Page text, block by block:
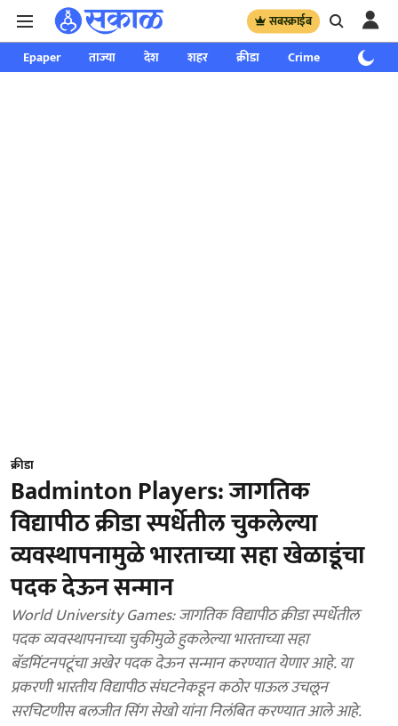
सबस्क्राईब
Epaper ताज्या देश शहर क्रीडा Crime साप्ताहिक
क्रीडा
Badminton Players: जागतिक
विद्यापीठ क्रीडा स्पर्धेतील चुकलेल्या
व्यवस्थापनामुळे भारताच्या सहा खेळाडूंचा
पदक देऊन सन्मान
World University Games: जागतिक विद्यापीठ क्रीडा स्पर्धेतील
पदक व्यवस्थापनाच्या चुकीमुळे हुकलेल्या भारताच्या सहा
बॅडमिंटनपटूंचा अखेर पदक देऊन सन्मान करण्यात येणार आहे. या
प्रकरणी भारतीय विद्यापीठ संघटनेकडून कठोर पाऊल उचलून
सरचिटणीस बलजीत सिंग सेखो यांना निलंबित करण्यात आले आहे.